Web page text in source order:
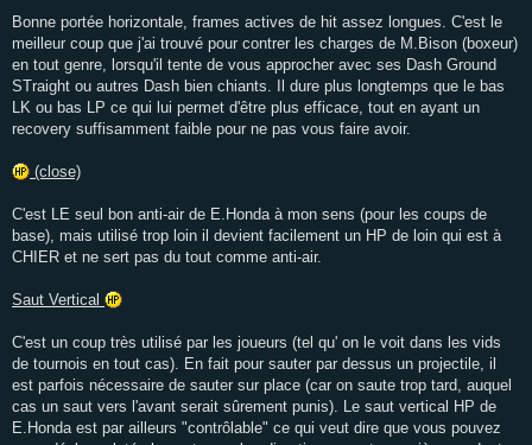
Bonne portée horizontale, frames actives de hit assez longues. C'est le
meilleur coup que j'ai trouvé pour contrer les charges de M.Bison (boxeur)
en tout genre, lorsqu'il tente de vous approcher avec ses Dash Ground
STraight ou autres Dash bien chiants. Il dure plus longtemps que le bas
LK ou bas LP ce qui lui permet d'être plus efficace, tout en ayant un
recovery suffisamment faible pour ne pas vous faire avoir.
(close)
C'est LE seul bon anti-air de E.Honda à mon sens (pour les coups de
base), mais utilisé trop loin il devient facilement un HP de loin qui est à
CHIER et ne sert pas du tout comme anti-air.
Saut Vertical
C'est un coup très utilisé par les joueurs (tel qu' on le voit dans les vids
de tournois en tout cas). En fait pour sauter par dessus un projectile, il
est parfois nécessaire de sauter sur place (car on saute trop tard, auquel
cas un saut vers l'avant serait sûrement punis). Le saut vertical HP de
E.Honda est par ailleurs "contrôlable" ce qui veut dire que vous pouvez